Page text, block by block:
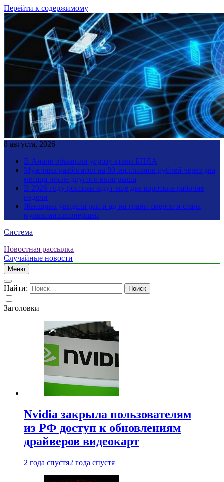
Перейти к содержимому
8 августа, 2026
В Анапе объявили угрозу атаки БПЛА
Мужчина разбогател на 80 миллионов рублей через два
месяца после другого выигрыша
В 2026 году россиян ждут еще две короткие рабочие
недели
Женщина увидела рай и ад на грани смерти и стала
мультимиллионершей
Система
Новостная рассылка
Случайные новости
Меню
Найти:
Заголовки
Nvidia закрыла пользователям
из РФ доступ к обновлениям
драйверов видеокарт
2 года спустя2 года спустя